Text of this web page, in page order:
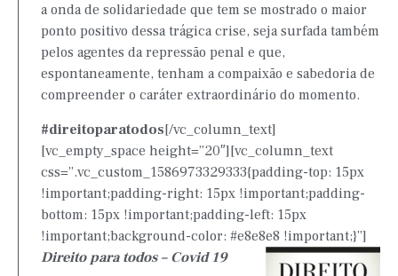
a onda de solidariedade que tem se mostrado o maior
ponto positivo dessa trágica crise, seja surfada também
pelos agentes da repressão penal e que,
espontaneamente, tenham a compaixão e sabedoria de
compreender o caráter extraordinário do momento.
#direitoparatodos[/vc_column_text]
[vc_empty_space height=”20″][vc_column_text
css=”.vc_custom_1586973329333{padding-top: 15px
!important;padding-right: 15px !important;padding-
bottom: 15px !important;padding-left: 15px
!important;background-color: #e8e8e8 !important;}”]
Direito para todos – Covid 19